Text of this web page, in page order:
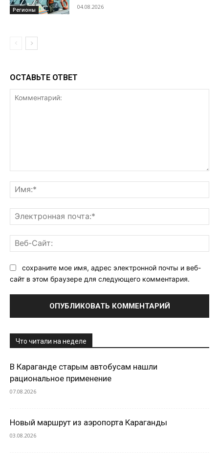
Регионы 04.08.2026
ОСТАВЬТЕ ОТВЕТ
сохраните мое имя, адрес электронной почты и веб-
сайт в этом браузере для следующего комментария.
Что читали на неделе
В Караганде старым автобусам нашли
рациональное применение
07.08.2026
Новый маршрут из аэропорта Караганды
03.08.2026